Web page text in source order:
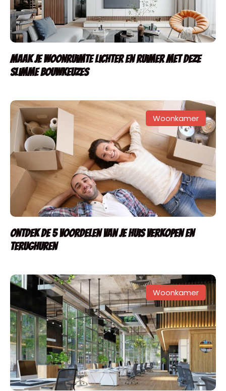
Maak je woonruimte lichter en ruimer met deze
slimme bouwkeuzes
Woonkamer
Ontdek de 5 voordelen van je huis verkopen en
terughuren
Woonkamer